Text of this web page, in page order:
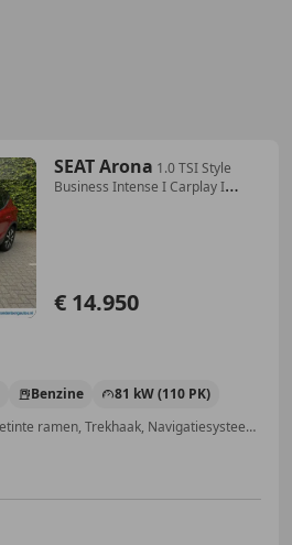
SEAT Arona 1.0 TSI Style
Business Intense I Carplay I
€ 14.950
Benzine
81 kW (110 PK)
Parkeerhulp met camera, Getinte ramen, Trekhaak, Navigatiesysteem, Airconditioning, Adaptieve Cruise Control, Lichtmetalen velgen, Digitale radio-ontvangst